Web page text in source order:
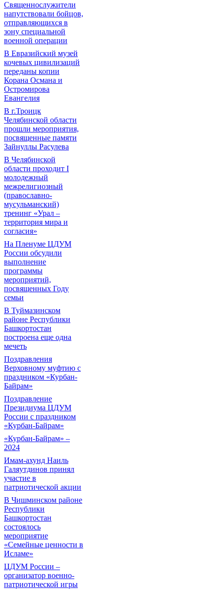
Священнослужители
напутствовали бойцов,
отправляющихся в
зону специальной
военной операции
В Евразийский музей
кочевых цивилизаций
переданы копии
Корана Османа и
Остромирова
Евангелия
В г.Троицк
Челябинской области
прошли мероприятия,
посвященные памяти
Зайнуллы Расулева
В Челябинской
области проходит I
молодежный
межрелигиозный
(православно-
мусульманский)
тренинг «Урал –
территория мира и
согласия»
На Пленуме ЦДУМ
России обсудили
выполнение
программы
мероприятий,
посвященных Году
семьи
В Туймазинском
районе Республики
Башкортостан
построена еще одна
мечеть
Поздравления
Верховному муфтию с
праздником «Курбан-
Байрам»
Поздравление
Президиума ЦДУМ
России с праздником
«Курбан-Байрам»
«Курбан-Байрам» –
2024
Имам-ахунд Наиль
Галяутдинов принял
участие в
патриотической акции
В Чишминском районе
Республики
Башкортостан
состоялось
мероприятие
«Семейные ценности в
Исламе»
ЦДУМ России –
организатор военно-
патриотической игры